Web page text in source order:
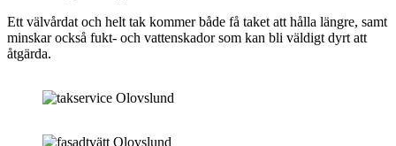
Ett välvårdat och helt tak kommer både få taket att hålla längre, samt
minskar också fukt- och vattenskador som kan bli väldigt dyrt att
åtgärda.